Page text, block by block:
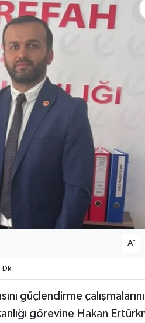
A-
Dk
güçlendirme çalışmalarını
görevine Hakan